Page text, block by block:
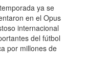
ya se
en el Opus
internacional
del fútbol
por millones de